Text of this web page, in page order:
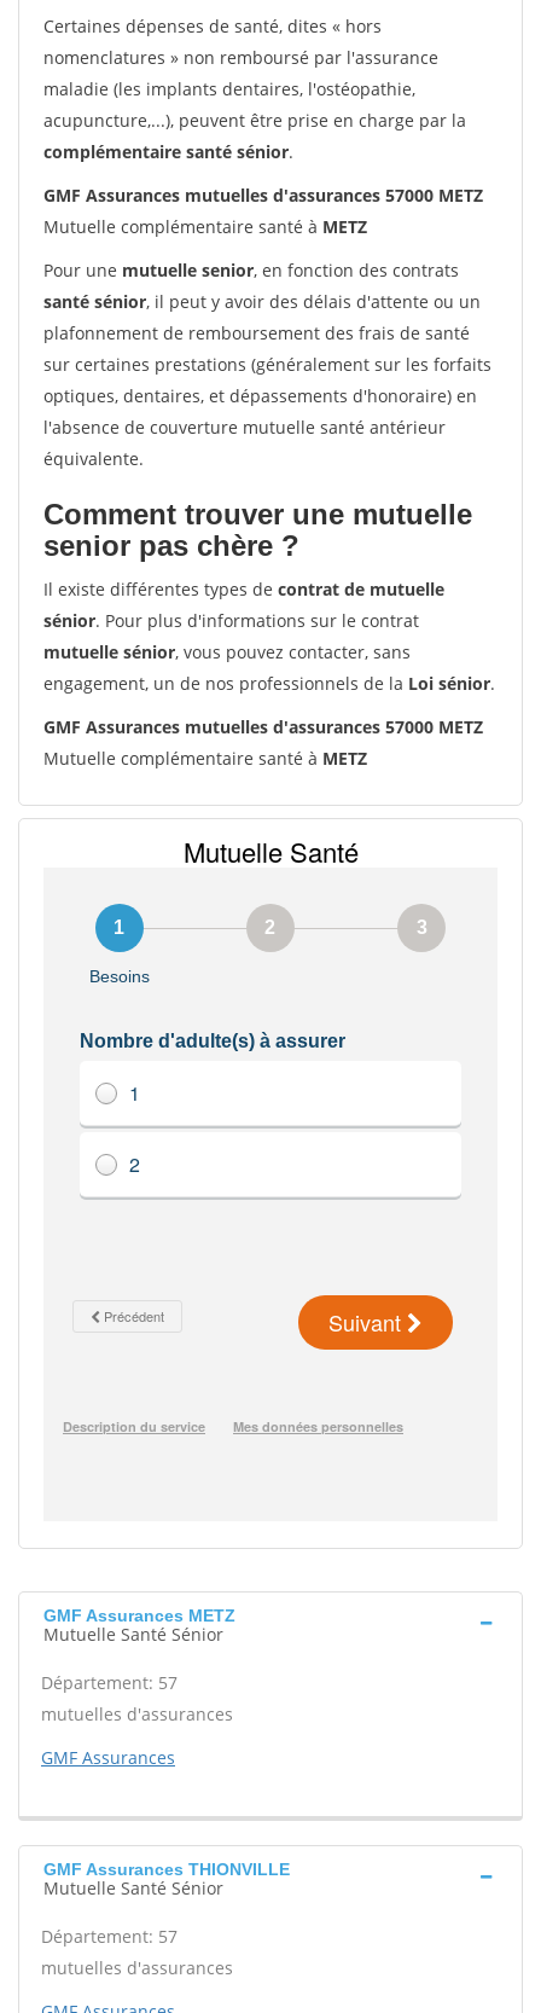
Certaines dépenses de santé, dites « hors
nomenclatures » non remboursé par l'assurance
maladie (les implants dentaires, l'ostéopathie,
acupuncture,...), peuvent être prise en charge par la
complémentaire santé sénior.
GMF Assurances mutuelles d'assurances 57000 METZ
Mutuelle complémentaire santé à METZ
Pour une mutuelle senior, en fonction des contrats
santé sénior, il peut y avoir des délais d'attente ou un
plafonnement de remboursement des frais de santé
sur certaines prestations (généralement sur les forfaits
optiques, dentaires, et dépassements d'honoraire) en
l'absence de couverture mutuelle santé antérieur
équivalente.
Comment trouver une mutuelle
senior pas chère ?
Il existe différentes types de contrat de mutuelle
sénior. Pour plus d'informations sur le contrat
mutuelle sénior, vous pouvez contacter, sans
engagement, un de nos professionnels de la Loi sénior.
GMF Assurances mutuelles d'assurances 57000 METZ
Mutuelle complémentaire santé à METZ
GMF Assurances METZ
Mutuelle Santé Sénior
Département: 57
mutuelles d'assurances
GMF Assurances
GMF Assurances THIONVILLE
Mutuelle Santé Sénior
Département: 57
mutuelles d'assurances